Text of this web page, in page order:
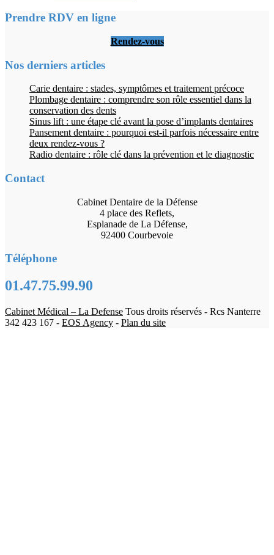
Prendre RDV en ligne
Rendez-vous
Nos derniers articles
Carie dentaire : stades, symptômes et traitement précoce
Plombage dentaire : comprendre son rôle essentiel dans la
conservation des dents
Sinus lift : une étape clé avant la pose d’implants dentaires
Pansement dentaire : pourquoi est-il parfois nécessaire entre
deux rendez-vous ?
Radio dentaire : rôle clé dans la prévention et le diagnostic
Contact
Cabinet Dentaire de la Défense
4 place des Reflets,
Esplanade de La Défense,
92400 Courbevoie
Téléphone
01.47.75.99.90
Cabinet Médical – La Defense Tous droits réservés - Rcs Nanterre
342 423 167 - EOS Agency - Plan du site